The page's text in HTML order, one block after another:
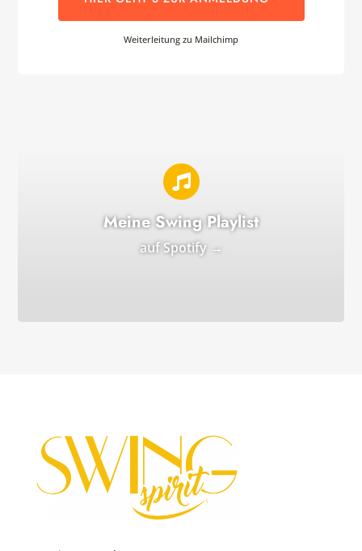
Weiterleitung zu Mailchimp

Meine Swing Playlist
auf Spotify →